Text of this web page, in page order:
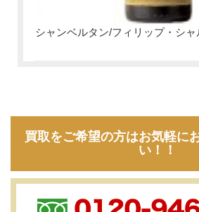
シャンベルタン/フィリップ・シ
買取をご希望の方はお気軽に
い！！